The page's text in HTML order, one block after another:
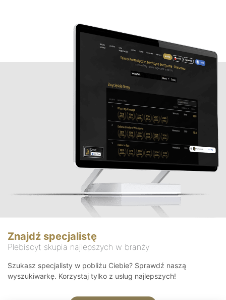
Znajdź specjalistę
Plebiscyt skupia najlepszych w branży
Szukasz specjalisty w pobliżu Ciebie? Sprawdź naszą
wyszukiwarkę. Korzystaj tylko z usług najlepszych!